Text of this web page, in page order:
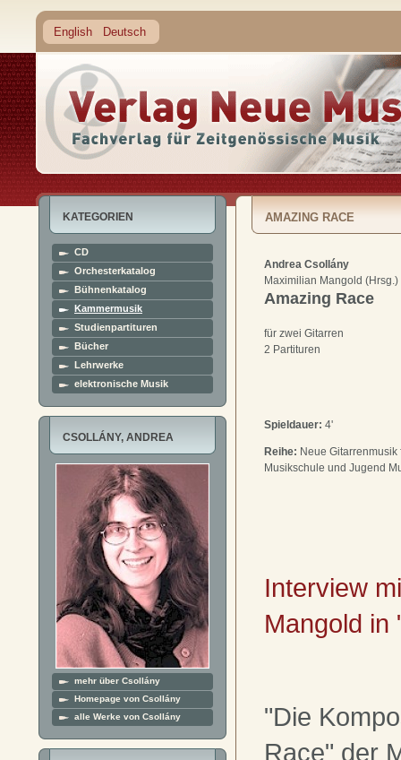
English Deutsch
KATEGORIEN
CD
Orchesterkatalog
Bühnenkatalog
Kammermusik
Studienpartituren
Bücher
Lehrwerke
elektronische Musik
CSOLLÁNY, ANDREA
mehr über Csollány
Homepage von Csollány
alle Werke von Csollány
AMAZING RACE
Andrea Csollány
Maximilian Mangold (Hrsg.)
Amazing Race
für zwei Gitarren
2 Partituren
Spieldauer: 4'
Reihe: Neue Gitarrenmusik
Musikschule und Jugend
Interview
Mangold in
"Die
Race" der